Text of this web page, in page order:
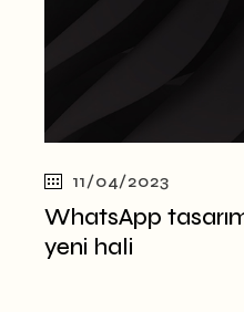
11/04/2023
WhatsApp
yeni hali